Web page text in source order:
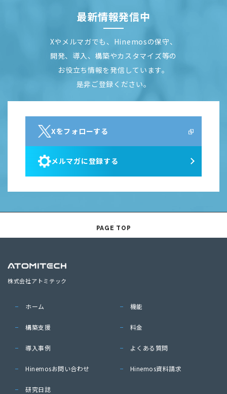
最新情報発信中
Xやメルマガでも、Hinemosの保守、
開発、導入、構築やカスタマイズ等の
お役立ち情報を発信しています。
是非ご登録ください。
Xをフォローする
メルマガに登録する
PAGE TOP
株式会社アトミテック
ホーム 機能
構築支援 料金
導入事例 よくある質問
Hinemosお問い合わせ Hinemos資料請求
研究日誌